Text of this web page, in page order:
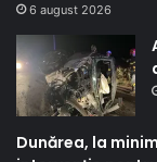
6 august 2026
Dunărea, la